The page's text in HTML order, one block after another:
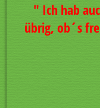
" Ich hab
übrig, ob´s